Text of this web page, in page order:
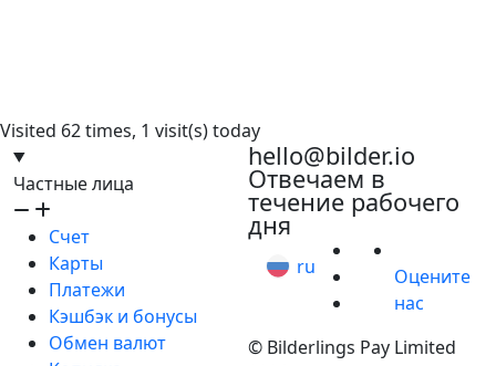
Visited 62 times, 1 visit(s) today
Частные лица
Счет
Карты
Платежи
Кэшбэк и бонусы
Обмен валют
hello@bilder.io
Отвечаем в
течение рабочего
дня
ru
Оцените
нас
© Bilderlings Pay Limited